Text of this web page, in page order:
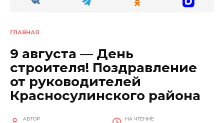
ГЛАВНАЯ
9 августа — День
строителя! Поздравление
от руководителей
Красносулинского района
АВТОР НА ЧТЕНИЕ